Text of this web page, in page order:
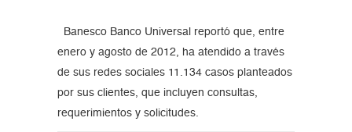
Banesco Banco Universal reportó que, entre
enero y agosto de 2012, ha atendido a través
de sus redes sociales 11.134 casos planteados
por sus clientes, que incluyen consultas,
requerimientos y solicitudes.